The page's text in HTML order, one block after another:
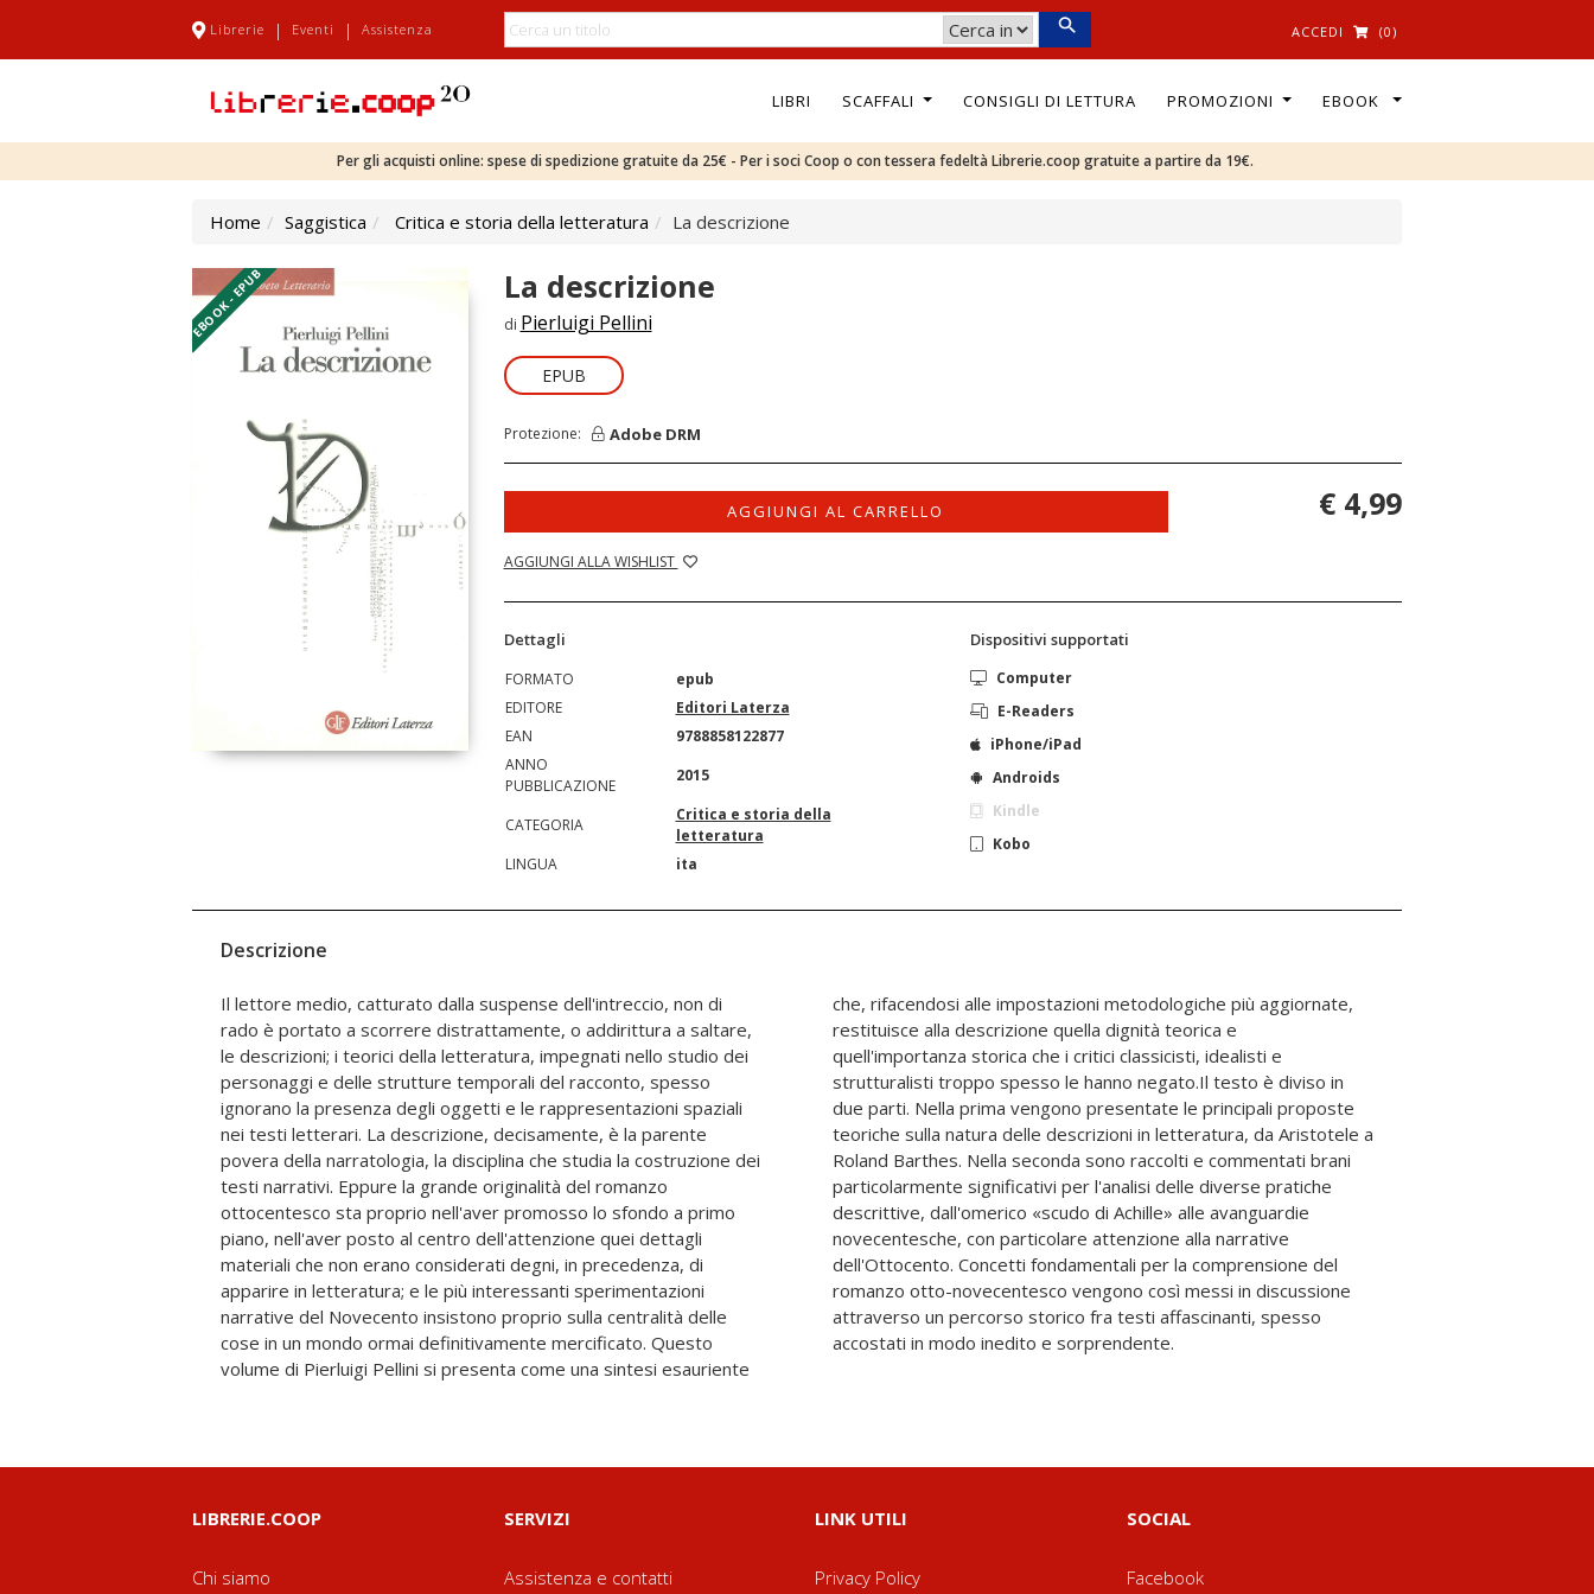
Librerie | Eventi | Assistenza ACCEDI (0)
LIBRI SCAFFALI CONSIGLI DI LETTURA PROMOZIONI EBOOK
Per gli acquisti online: spese di spedizione gratuite da 25€ - Per i soci Coop o con tessera fedeltà Librerie.coop gratuite a partire da 19€.
Home Saggistica Critica e storia della letteratura La descrizione
EBOOK - EPUB La descrizione
di Pierluigi Pellini
EPUB
Protezione: Adobe DRM
AGGIUNGI AL CARRELLO
AGGIUNGI ALLA WISHLIST
€ 4,99
Dettagli
FORMATO
epub
EDITORE
Editori Laterza
EAN
9788858122877
ANNO
PUBBLICAZIONE
2015
CATEGORIA
Critica e storia della
letteratura
LINGUA
ita
Dispositivi supportati
Computer
E-Readers
iPhone/iPad
Androids
Kindle
Kobo
Descrizione
Il lettore medio, catturato dalla suspense dell'intreccio, non di
rado è portato a scorrere distrattamente, o addirittura a saltare,
le descrizioni; i teorici della letteratura, impegnati nello studio dei
personaggi e delle strutture temporali del racconto, spesso
ignorano la presenza degli oggetti e le rappresentazioni spaziali
nei testi letterari. La descrizione, decisamente, è la parente
povera della narratologia, la disciplina che studia la costruzione dei
testi narrativi. Eppure la grande originalità del romanzo
ottocentesco sta proprio nell'aver promosso lo sfondo a primo
piano, nell'aver posto al centro dell'attenzione quei dettagli
materiali che non erano considerati degni, in precedenza, di
apparire in letteratura; e le più interessanti sperimentazioni
narrative del Novecento insistono proprio sulla centralità delle
cose in un mondo ormai definitivamente mercificato. Questo
volume di Pierluigi Pellini si presenta come una sintesi esauriente
che, rifacendosi alle impostazioni metodologiche più aggiornate,
restituisce alla descrizione quella dignità teorica e
quell'importanza storica che i critici classicisti, idealisti e
strutturalisti troppo spesso le hanno negato.Il testo è diviso in
due parti. Nella prima vengono presentate le principali proposte
teoriche sulla natura delle descrizioni in letteratura, da Aristotele a
Roland Barthes. Nella seconda sono raccolti e commentati brani
particolarmente significativi per l'analisi delle diverse pratiche
descrittive, dall'omerico «scudo di Achille» alle avanguardie
novecentesche, con particolare attenzione alla narrative
dell'Ottocento. Concetti fondamentali per la comprensione del
romanzo otto-novecentesco vengono così messi in discussione
attraverso un percorso storico fra testi affascinanti, spesso
accostati in modo inedito e sorprendente.
LIBRERIE.COOP
Chi siamo
SERVIZI
Assistenza e contatti
LINK UTILI
Privacy Policy
SOCIAL
Facebook